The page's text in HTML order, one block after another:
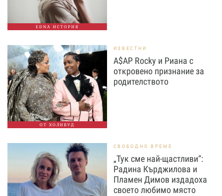
EDNA ИСТОРИЯ
ОТ ХОЛИВУД
ИЗВЕСТНИ
A$AP Rocky и Риана с
откровено признание за
родителството
СВОБОДНО ВРЕМЕ
„Тук сме най-щастливи“:
Радина Кърджилова и
Пламен Димов издадоха
своето любимо място